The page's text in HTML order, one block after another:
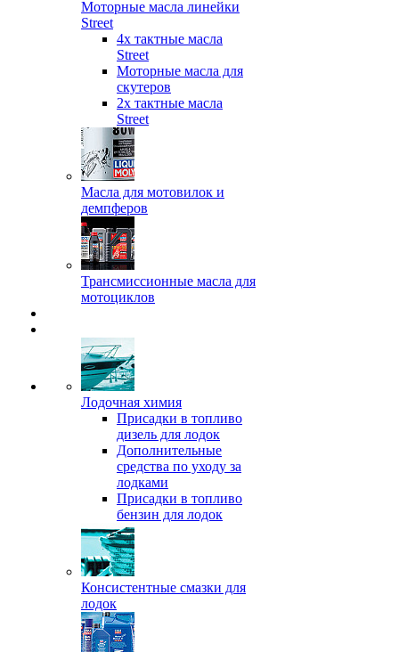
Моторные масла линейки
Street
4х тактные масла
Street
Моторные масла для
скутеров
2х тактные масла
Street
Масла для мотовилок и
демпферов
Трансмиссионные масла для
мотоциклов
Лодочная химия
Присадки в топливо
дизель для лодок
Дополнительные
средства по уходу за
лодками
Присадки в топливо
бензин для лодок
Консистентные смазки для
лодок